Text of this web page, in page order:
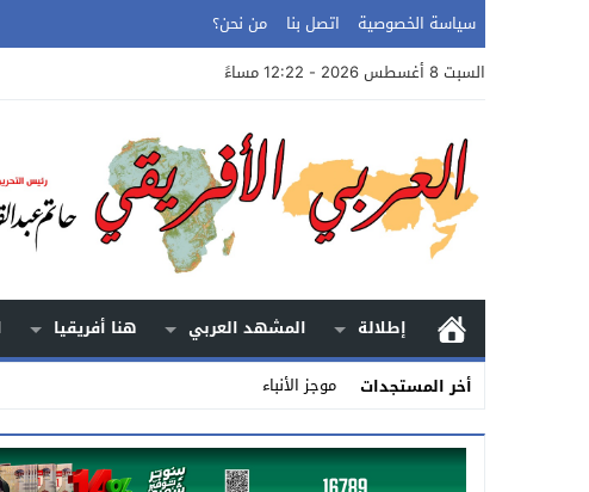
سياسة الخصوصية اتصل بنا
من نحن؟
السبت 8 أغسطس 2026 - 12:22 مساءً
إطلالة المشهد العربي هنا أفريقيا
أخر المستجدات
موجز الأنباء
Stop
Previous